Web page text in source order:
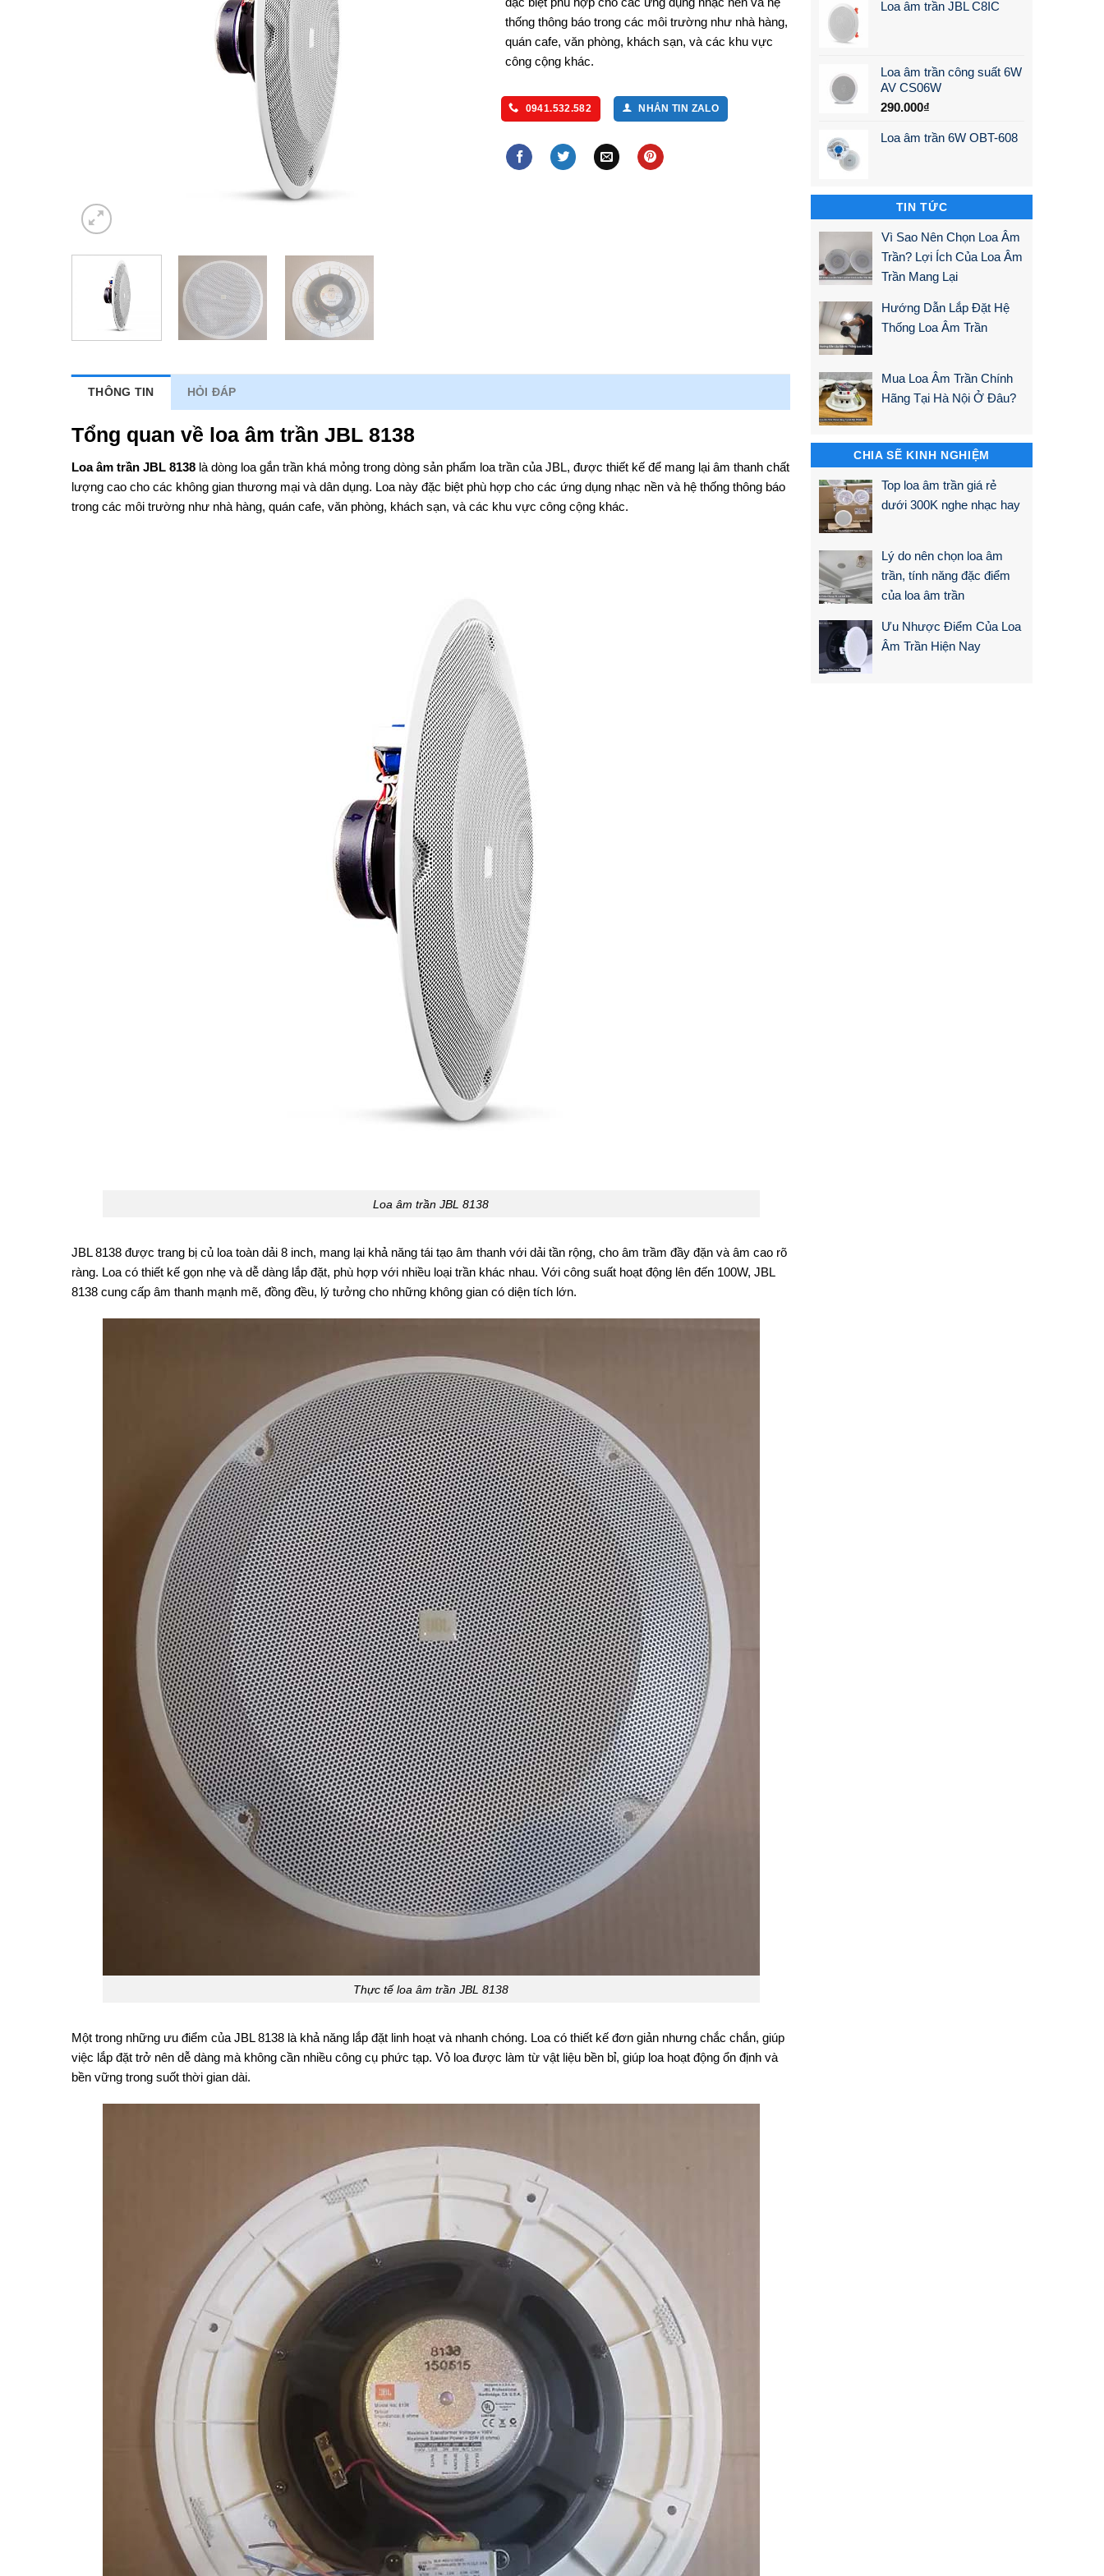
Loa âm trần JBL C8IC
Loa âm trần công suất 6W
AV CS06W
290.000₫
Loa âm trần 6W OBT-608
TIN TỨC
Vì Sao Nên Chọn Loa Âm
Trần? Lợi Ích Của Loa Âm
Trần Mang Lại
Hướng Dẫn Lắp Đặt Hệ
Thống Loa Âm Trần
Mua Loa Âm Trần Chính
Hãng Tại Hà Nội Ở Đâu?
CHIA SẼ KINH NGHIỆM
Top loa âm trần giá rẻ
dưới 300K nghe nhạc hay
Lý do nên chọn loa âm
trần, tính năng đặc điểm
của loa âm trần
Ưu Nhược Điểm Của Loa
Âm Trần Hiện Nay
thống thông báo trong các môi trường như nhà hàng,
quán cafe, văn phòng, khách sạn, và các khu vực
công cộng khác.
0941.532.582 NHẮN TIN ZALO
THÔNG TIN HỎI ĐÁP
Tổng quan về loa âm trần JBL 8138
Loa âm trần JBL 8138 là dòng loa gắn trần khá mỏng trong dòng sản phẩm loa trần của JBL, được thiết kế để mang lại âm thanh chất
lượng cao cho các không gian thương mại và dân dụng. Loa này đặc biệt phù hợp cho các ứng dụng nhạc nền và hệ thống thông báo
trong các môi trường như nhà hàng, quán cafe, văn phòng, khách sạn, và các khu vực công cộng khác.
Loa âm trần JBL 8138
JBL 8138 được trang bị củ loa toàn dải 8 inch, mang lại khả năng tái tạo âm thanh với dải tần rộng, cho âm trầm đầy đặn và âm cao rõ
ràng. Loa có thiết kế gọn nhẹ và dễ dàng lắp đặt, phù hợp với nhiều loại trần khác nhau. Với công suất hoạt động lên đến 100W, JBL
8138 cung cấp âm thanh mạnh mẽ, đồng đều, lý tưởng cho những không gian có diện tích lớn.
Thực tế loa âm trần JBL 8138
Một trong những ưu điểm của JBL 8138 là khả năng lắp đặt linh hoạt và nhanh chóng. Loa có thiết kế đơn giản nhưng chắc chắn, giúp
việc lắp đặt trở nên dễ dàng mà không cần nhiều công cụ phức tạp. Vỏ loa được làm từ vật liệu bền bỉ, giúp loa hoạt động ổn định và
bền vững trong suốt thời gian dài.